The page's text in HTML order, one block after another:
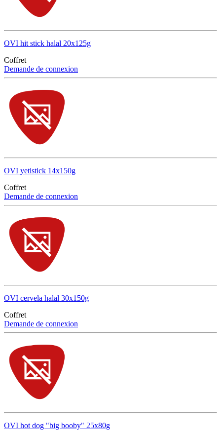
OVI hit stick halal 20x125g
Coffret
Demande de connexion
OVI yetistick 14x150g
Coffret
Demande de connexion
OVI cervela halal 30x150g
Coffret
Demande de connexion
OVI hot dog "big booby" 25x80g